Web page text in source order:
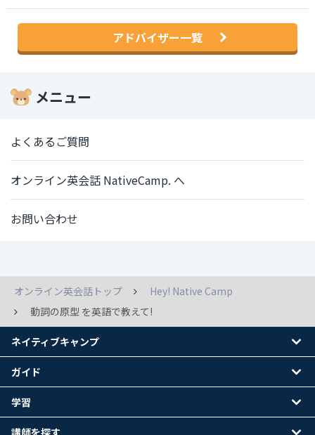
アドバイザー一覧
メニュー
よくあるご質問
オンライン英会話 NativeCamp. へ
お問い合わせ
オンライン英会話トップ
Hey! Native Camp
動詞の原型 を英語で教えて!
ネイティブキャンプ
ガイド
学習